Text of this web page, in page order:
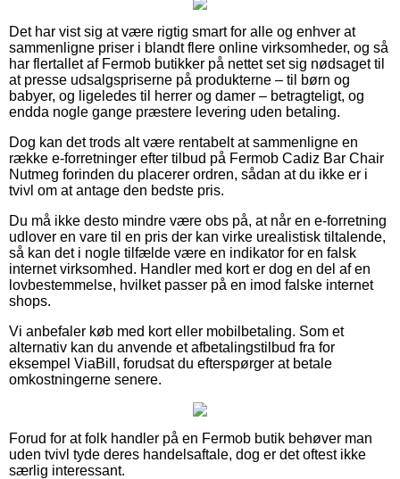
Det har vist sig at være rigtig smart for alle og enhver at
sammenligne priser i blandt flere online virksomheder, og så
har flertallet af Fermob butikker på nettet set sig nødsaget til
at presse udsalgspriserne på produkterne – til børn og
babyer, og ligeledes til herrer og damer – betragteligt, og
endda nogle gange præstere levering uden betaling.
Dog kan det trods alt være rentabelt at sammenligne en
række e-forretninger efter tilbud på Fermob Cadiz Bar Chair
Nutmeg forinden du placerer ordren, sådan at du ikke er i
tvivl om at antage den bedste pris.
Du må ikke desto mindre være obs på, at når en e-forretning
udlover en vare til en pris der kan virke urealistisk tiltalende,
så kan det i nogle tilfælde være en indikator for en falsk
internet virksomhed. Handler med kort er dog en del af en
lovbestemmelse, hvilket passer på en imod falske internet
shops.
Vi anbefaler køb med kort eller mobilbetaling. Som et
alternativ kan du anvende et afbetalingstilbud fra for
eksempel ViaBill, forudsat du efterspørger at betale
omkostningerne senere.
Forud for at folk handler på en Fermob butik behøver man
uden tvivl tyde deres handelsaftale, dog er det oftest ikke
særlig interessant.